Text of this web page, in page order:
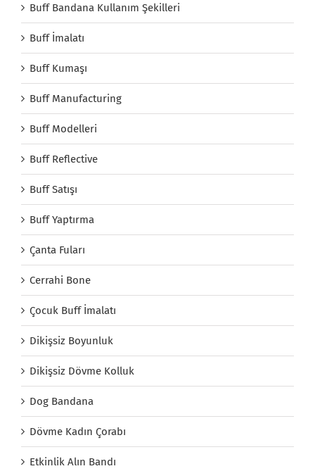
Buff Bandana Kullanım Şekilleri
Buff İmalatı
Buff Kumaşı
Buff Manufacturing
Buff Modelleri
Buff Reflective
Buff Satışı
Buff Yaptırma
Çanta Fuları
Cerrahi Bone
Çocuk Buff İmalatı
Dikişsiz Boyunluk
Dikişsiz Dövme Kolluk
Dog Bandana
Dövme Kadın Çorabı
Etkinlik Alın Bandı